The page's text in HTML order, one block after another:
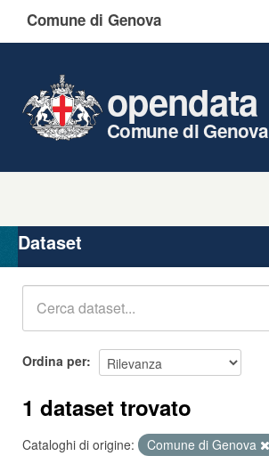
Comune di Genova
opendata
Comune di Genova
Organizzazioni
Gruppi
Dataset
Ordina per
1 dataset trovato
Cataloghi di origine: Comune di Genova